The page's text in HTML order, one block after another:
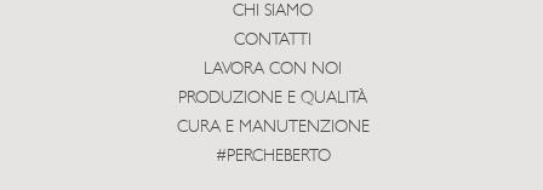
CHI SIAMO
CONTATTI
LAVORA CON NOI
PRODUZIONE E QUALITÀ
CURA E MANUTENZIONE
#PERCHEBERTO